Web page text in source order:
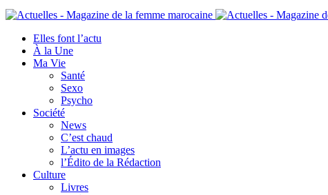
Elles font l’actu
À la Une
Ma Vie
Santé
Sexo
Psycho
Société
News
C’est chaud
L’actu en images
l’Édito de la Rédaction
Culture
Livres